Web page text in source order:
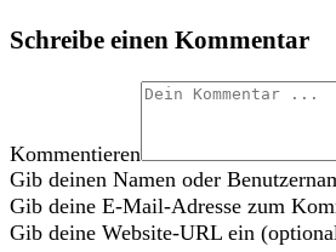
Schreibe einen Kommentar
Kommentieren
Gib deinen Namen oder
Gib deine E-Mail-Adresse zum
Gib deine Website-URL ein